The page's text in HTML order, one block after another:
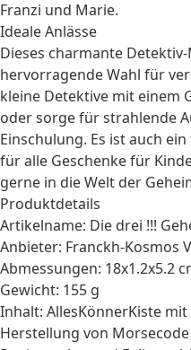
Franzi und Marie.
Ideale Anlässe
Dieses charmante
hervorragende Wahl für
kleine Detektive mit einem
oder sorge für strahlende
Einschulung. Es ist auch
für alle Geschenke für
gerne in die Welt der
Produktdetails
Artikelname: Die drei !!!
Anbieter: Franckh-Kosmos
Abmessungen: 18x1.2x5.2
Gewicht: 155 g
Inhalt: AllesKönnerKiste
Herstellung von